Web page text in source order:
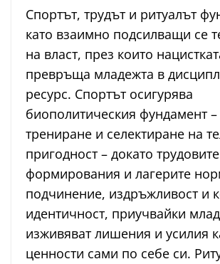
Спортът, трудът и ритуалът
като взаимно подсилващи се
на власт, през които
превръща младежта в
ресурс. Спортът осигурява
биополитическия фундамент
трениране и селектиране на
пригодност – докато трудовите
формирования и лагерите
подчинение, издръжливост и
идентичност, приучвайки
изживяват лишения и усилия
ценности сами по себе си.